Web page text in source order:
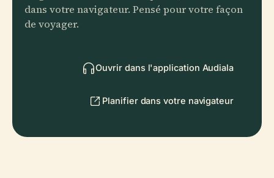
dans votre navigateur. Pensé pour votre façon
de voyager.
Ouvrir dans l'application Audiala
Planifier dans votre navigateur